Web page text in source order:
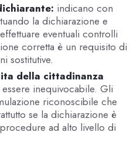
indicano con
la dichiarazione e
eventuali controlli
corretta è un requisito di
sostitutive.
della cittadinanza
inequivocabile. Gli
riconoscibile che
se la dichiarazione è
ad alto livello di